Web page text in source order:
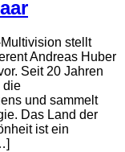
stellt
Andreas Huber
Seit 20 Jahren
die
und sammelt
Das Land der
ist ein